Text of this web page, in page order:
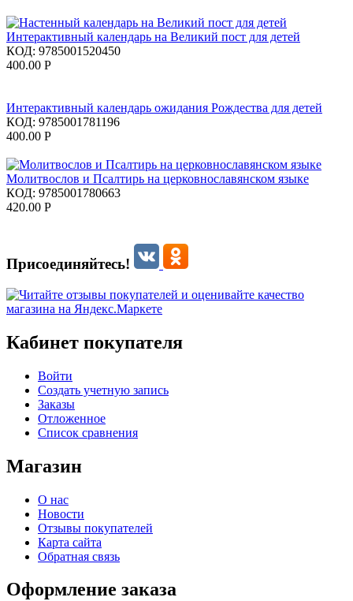
Интерактивный календарь на Великий пост для детей
КОД: 9785001520450
400.00 Р
Интерактивный календарь ожидания Рождества для детей
КОД: 9785001781196
400.00 Р
Молитвослов и Псалтирь на церковнославянском языке
КОД: 9785001780663
420.00 Р
Присоединяйтесь!
Кабинет покупателя
Войти
Создать учетную запись
Заказы
Отложенное
Список сравнения
Магазин
О нас
Новости
Отзывы покупателей
Карта сайта
Обратная связь
Оформление заказа